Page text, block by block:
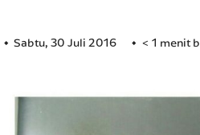
Sabtu, 30 Juli 2016 < 1 menit